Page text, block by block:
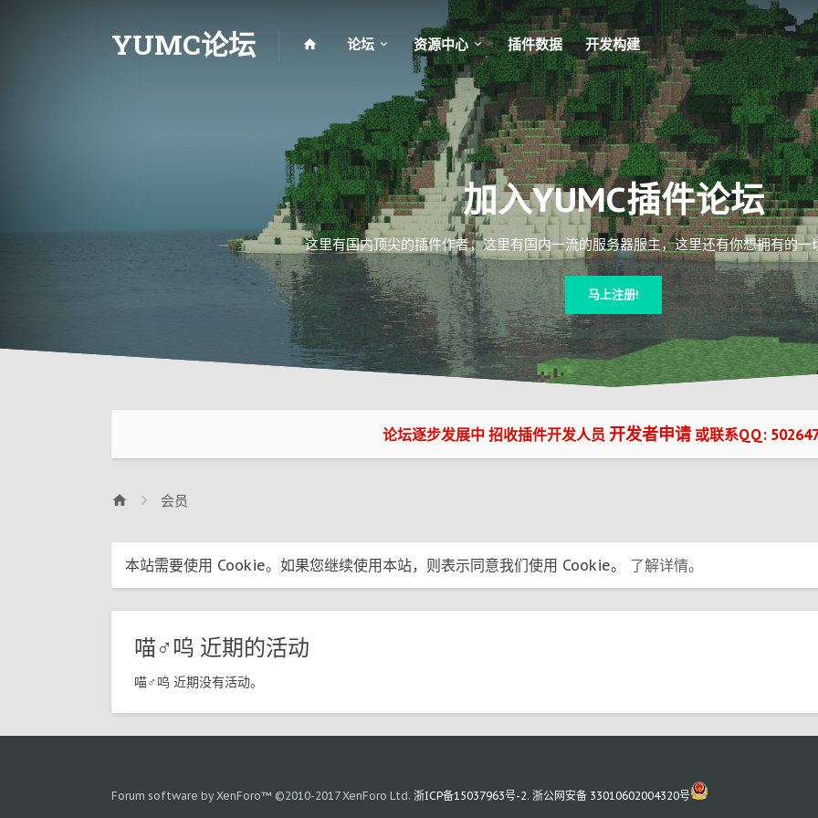
YUMC论坛 论坛 资源中心 插件数据 开发构建
加入YUMC插件论坛
这里有国内顶尖的插件作者，这里有国内一流的服务器服主，这里还有你想拥有的
马上注册!
论坛逐步发展中 招收插件开发人员 开发者申请 或联系QQ:
会员
本站需要使用 Cookie。如果您继续使用本站，则表示同意我们使用 Cookie。 了解详情。
喵♂呜 近期的活动
喵♂呜 近期没有活动。
Forum software by XenForo™ ©2010-2017 XenForo Ltd. 浙ICP备15037963号-2. 浙公网安备 33010602004320号